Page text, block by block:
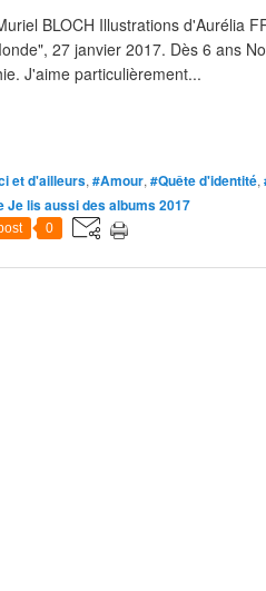
BLOCH Illustrations d'Aurélia
27 janvier 2017. Dès 6 ans
J'aime particulièrement...
et d'ailleurs, #Amour, #Quête d'identité,
Je lis aussi des albums 2017
0